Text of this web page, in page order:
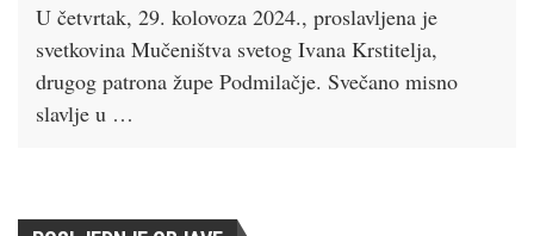
U četvrtak, 29. kolovoza 2024., proslavljena je
svetkovina Mučeništva svetog Ivana Krstitelja,
drugog patrona župe Podmilačje. Svečano misno
slavlje u …